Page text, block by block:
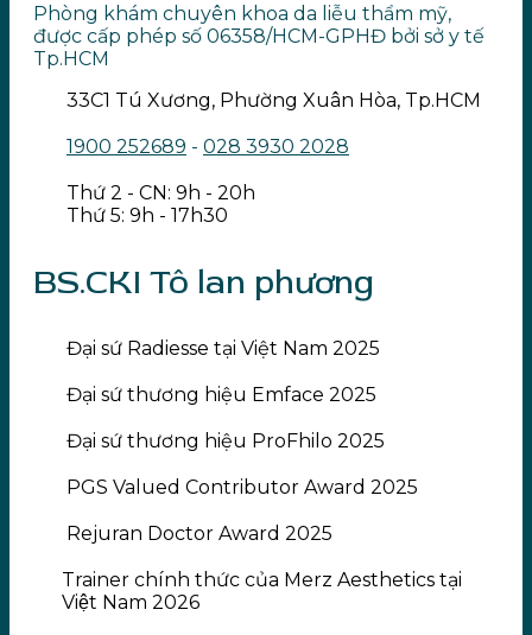
Phòng khám chuyên khoa da liễu thẩm mỹ,
được cấp phép số 06358/HCM-GPHĐ bởi sở y tế
Tp.HCM
33C1 Tú Xương, Phường Xuân Hòa, Tp.HCM
1900 252689 - 028 3930 2028
Thứ 2 - CN: 9h - 20h
Thứ 5: 9h - 17h30
BS.CKI Tô lan phương
Đại sứ Radiesse tại Việt Nam 2025
Đại sứ thương hiệu Emface 2025
Đại sứ thương hiệu ProFhilo 2025
PGS Valued Contributor Award 2025
Rejuran Doctor Award 2025
Trainer chính thức của Merz Aesthetics tại
Việt Nam 2026